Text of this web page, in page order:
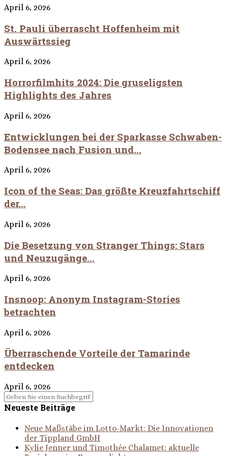
April 6, 2026
St. Pauli überrascht Hoffenheim mit
Auswärtssieg
April 6, 2026
Horrorfilmhits 2024: Die gruseligsten
Highlights des Jahres
April 6, 2026
Entwicklungen bei der Sparkasse Schwaben-
Bodensee nach Fusion und...
April 6, 2026
Icon of the Seas: Das größte Kreuzfahrtschiff
der...
April 6, 2026
Die Besetzung von Stranger Things: Stars
und Neuzugänge...
April 6, 2026
Insnoop: Anonym Instagram-Stories
betrachten
April 6, 2026
Überraschende Vorteile der Tamarinde
entdecken
April 6, 2026
Neueste Beiträge
Neue Maßstäbe im Lotto-Markt: Die Innovationen
der Tippland GmbH
Kylie Jenner und Timothée Chalamet: aktuelle